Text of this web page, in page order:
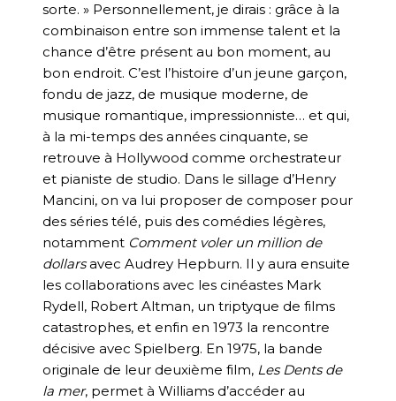
sorte. » Personnellement, je dirais : grâce à la
combinaison entre son immense talent et la
chance d’être présent au bon moment, au
bon endroit. C’est l’histoire d’un jeune garçon,
fondu de jazz, de musique moderne, de
musique romantique, impressionniste… et qui,
à la mi-temps des années cinquante, se
retrouve à Hollywood comme orchestrateur
et pianiste de studio. Dans le sillage d’Henry
Mancini, on va lui proposer de composer pour
des séries télé, puis des comédies légères,
notamment Comment voler un million de
dollarsavec Audrey Hepburn. Il y aura ensuite
les collaborations avec les cinéastes Mark
Rydell, Robert Altman, un triptyque de films
catastrophes, et enfin en 1973 la rencontre
décisive avec Spielberg. En 1975, la bande
originale de leur deuxième film, Les Dents de
la mer, permet à Williams d’accéder au